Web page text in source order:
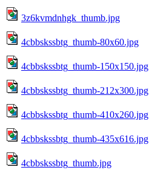
3z6kvmdnhgk_thumb.jpg
4cbbskssbtg_thumb-80x60.jpg
4cbbskssbtg_thumb-150x150.jpg
4cbbskssbtg_thumb-212x300.jpg
4cbbskssbtg_thumb-410x260.jpg
4cbbskssbtg_thumb-435x616.jpg
4cbbskssbtg_thumb.jpg